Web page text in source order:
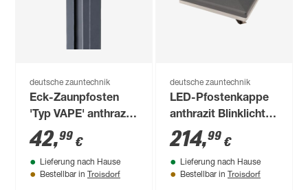
deutsche zauntechnik
Eck-Zaunpfosten
'Typ VAPE' anthrazit
130 cm, für
Doppelstabmattenzaun
bis 83 cm Höhe
42,99 €
Lieferung nach Hause
Bestellbar in Troisdorf
deutsche zauntechnik
LED-Pfostenkappe
anthrazit Blinklicht
für Torpfosten 12 x
12 cm
214,99 €
Lieferung nach Hause
Bestellbar in Troisdorf